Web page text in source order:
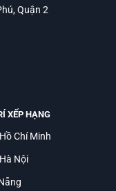
Quận 2
XẾP HẠNG
Chí Minh
Nội